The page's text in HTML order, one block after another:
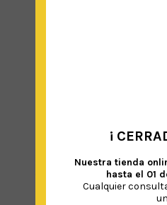
¡
Nuestra tienda
hasta el 01
Cualquier